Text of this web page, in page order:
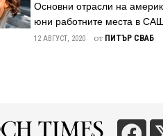
американските власти.
факт-чекинг платформите,
изявление ...
Основни отрасли на
юни работните места в
разхлабване на
юли 2020 г. „Осемдесет
12 АВГУСТ, 2020 от ПИТЪР СВАБ